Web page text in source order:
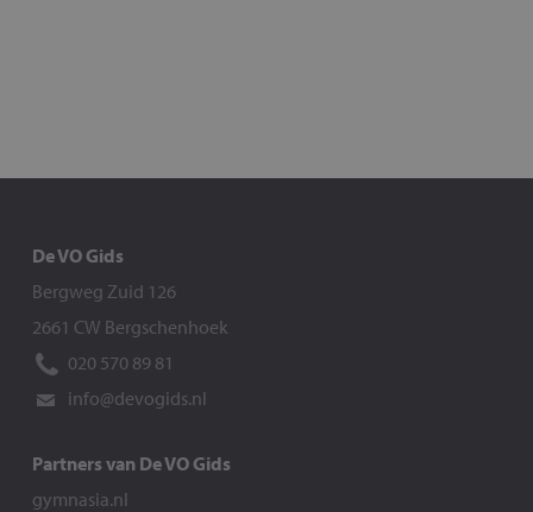
De VO Gids
Bergweg Zuid 126
2661 CW Bergschenhoek
020 570 89 81
info@devogids.nl
Partners van De VO Gids
gymnasia.nl